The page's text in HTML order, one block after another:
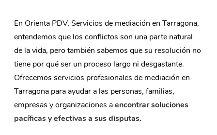
En Orienta PDV, Servicios de mediación en Tarragona,
entendemos que los conflictos son una parte natural
de la vida, pero también sabemos que su resolución no
tiene por qué ser un proceso largo ni desgastante.
Ofrecemos servicios profesionales de mediación en
Tarragona para ayudar a las personas, familias,
empresas y organizaciones aencontrar soluciones
pacíficas y efectivas a sus disputas.